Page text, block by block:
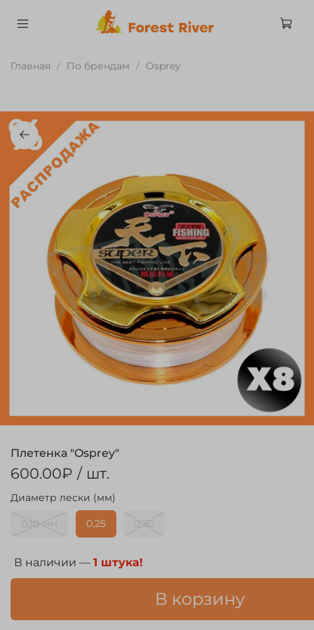
Главная По брендам Osprey
Плетенка "Osprey"
600.00₽ / шт.
В наличии — 1 штука!
В корзину
Диаметр лески (мм)
0,10 мм 0,25 0,30